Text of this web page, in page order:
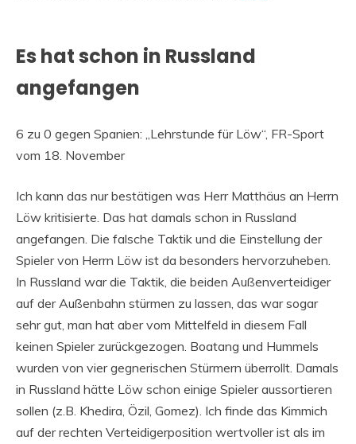
Es hat schon in Russland
angefangen
6 zu 0 gegen Spanien: „Lehrstunde für Löw“, FR-Sport
vom 18. November
Ich kann das nur bestätigen was Herr Matthäus an Herrn
Löw kritisierte. Das hat damals schon in Russland
angefangen. Die falsche Taktik und die Einstellung der
Spieler von Herrn Löw ist da besonders hervorzuheben.
In Russland war die Taktik, die beiden Außenverteidiger
auf der Außenbahn stürmen zu lassen, das war sogar
sehr gut, man hat aber vom Mittelfeld in diesem Fall
keinen Spieler zurückgezogen. Boatang und Hummels
wurden von vier gegnerischen Stürmern überrollt. Damals
in Russland hätte Löw schon einige Spieler aussortieren
sollen (z.B. Khedira, Özil, Gomez). Ich finde das Kimmich
auf der rechten Verteidigerposition wertvoller ist als im